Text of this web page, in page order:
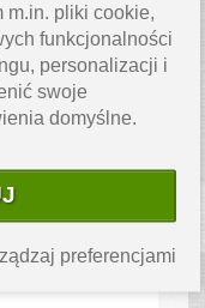
Pants®
bushcraft i
m.in. pliki cookie,
funkcjonalności
personalizacji i
swoje
domyślne.
preferencjami